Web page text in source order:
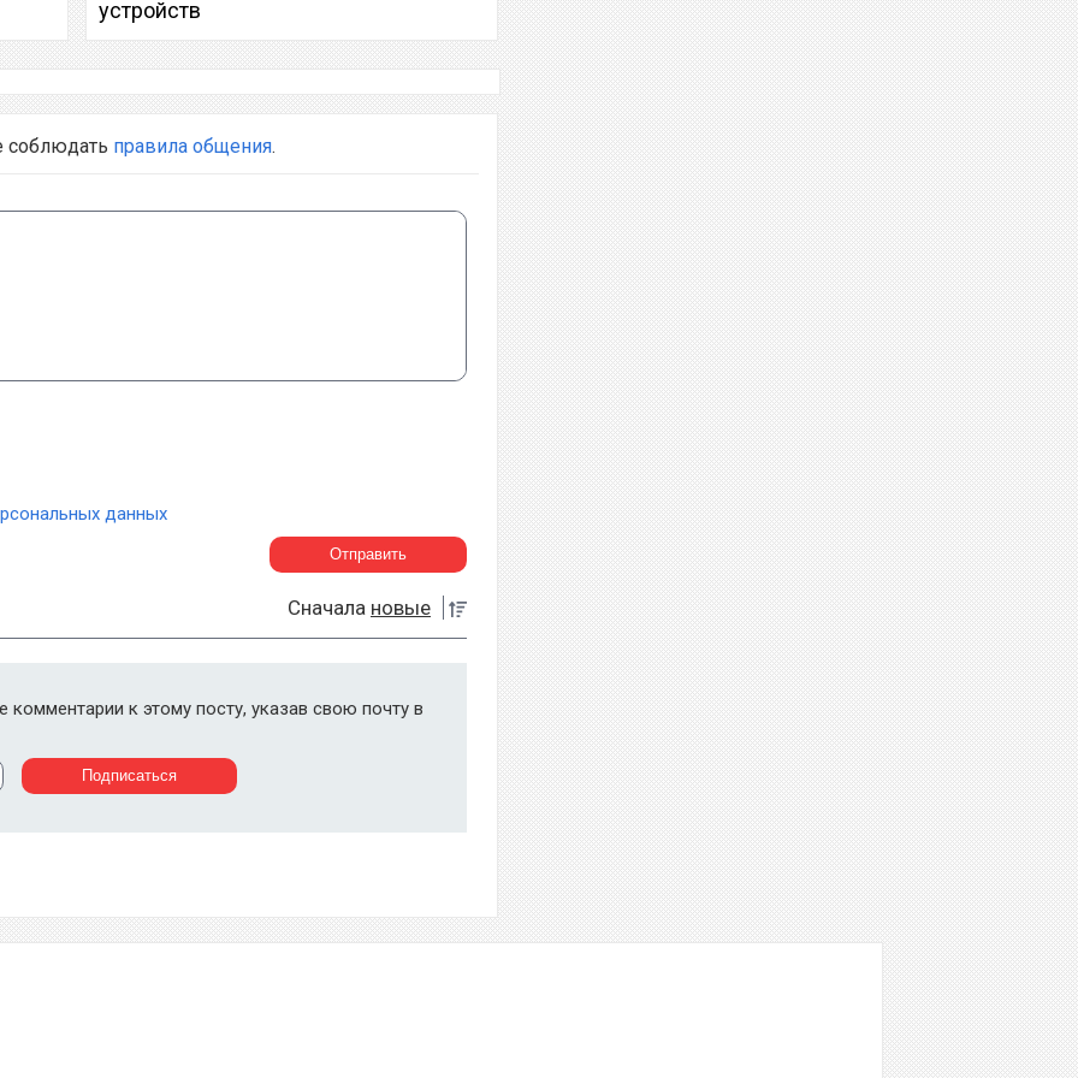
устройств
соблюдать правила общения.
данных
Сначала новые
к этому посту, указав свою почту в